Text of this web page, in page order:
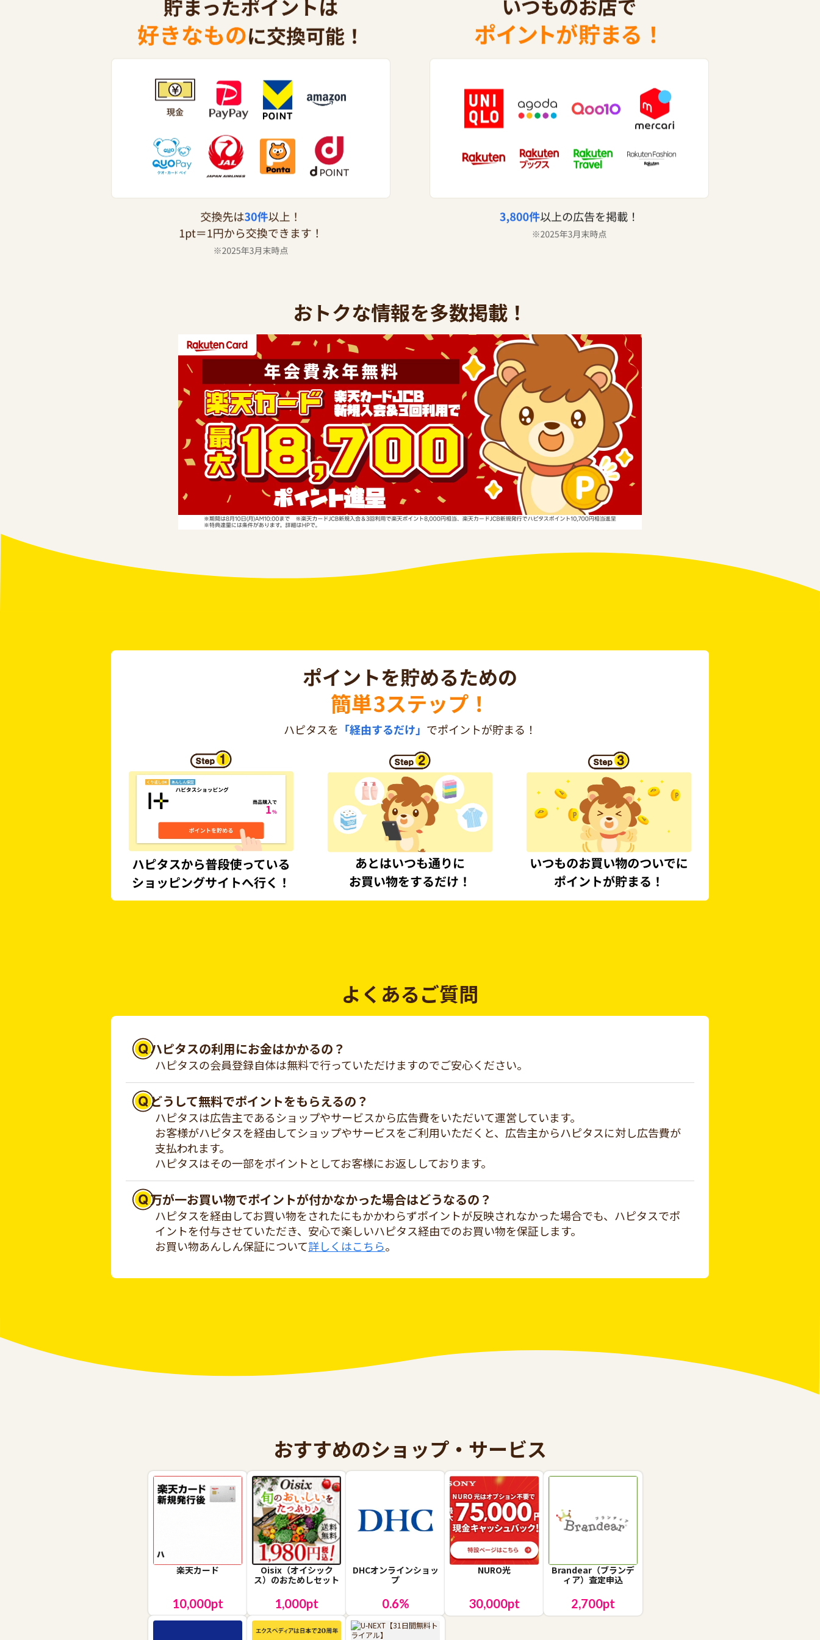
おトクな情報を多数掲載！
よくあるご質問
ハピタスの利用にお金はかかるの？
ハピタスの会員登録自体は無料で行っていただけますのでご安心ください。
どうして無料でポイントをもらえるの？
ハピタスは広告主であるショップやサービスから広告費をいただいて運営しています。
お客様がハピタスを経由してショップやサービスをご利用いただくと、広告主からハピタスに対し広告費が
支払われます。
ハピタスはその一部をポイントとしてお客様にお返ししております。
万が一お買い物でポイントが付かなかった場合はどうなるの？
ハピタスを経由してお買い物をされたにもかかわらずポイントが反映されなかった場合でも、ハピタスでポ
イントを付与させていただき、安心で楽しいハピタス経由でのお買い物を保証します。
お買い物あんしん保証について詳しくはこちら。
おすすめのショップ・サービス
楽天カード
10,000pt
Oisix（オイシック
ス）のおためしセット
1,000pt
DHCオンラインショッ
プ
0.6%
NURO光
30,000pt
Brandear（ブランデ
ィア）査定申込
2,700pt